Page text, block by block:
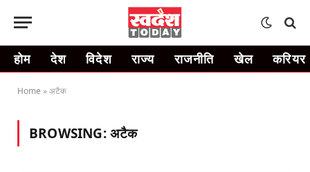
होम देश विदेश राज्य राजनीति खेल करियर
Home »अटैक
BROWSING:अटैक